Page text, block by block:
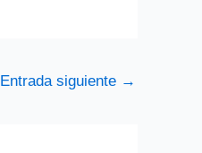
Entrada siguiente →